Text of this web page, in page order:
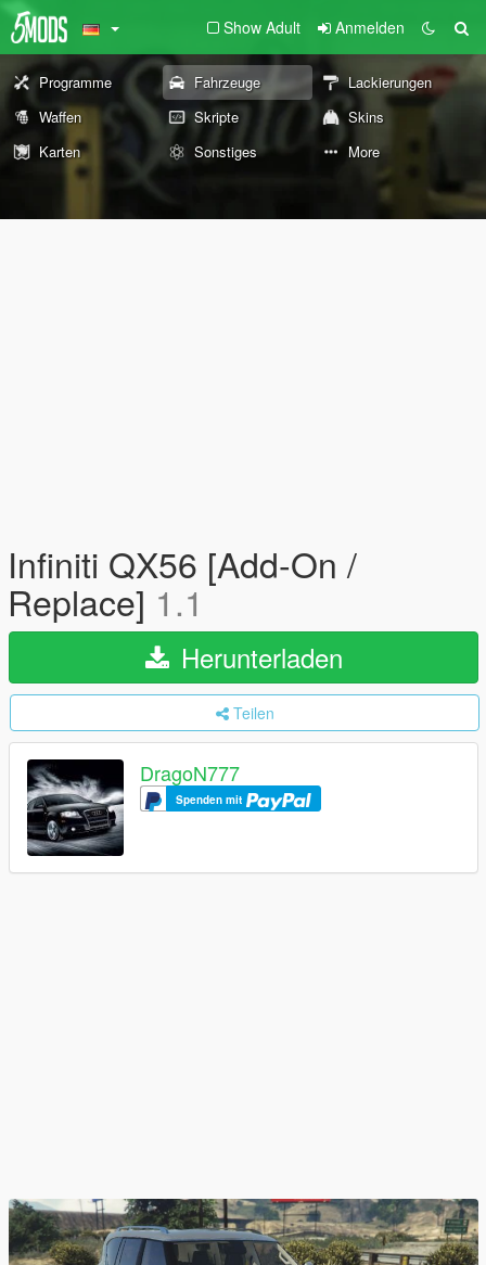
Show Adult Anmelden
Programme Fahrzeuge
Lackierungen
Waffen
Skripte
Skins
Karten
Sonstiges More
Infiniti QX56 [Add-On /
Replace] 1.1
Herunterladen
Teilen
DragoN777
Spenden mit